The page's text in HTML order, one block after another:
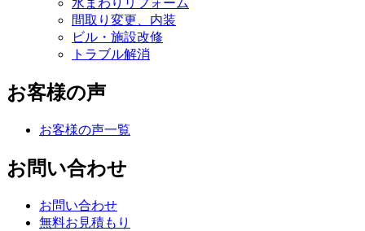
水まわりリフォーム
間取り変更、内装
ビル・施設改修
トラブル解消
お客様の声
お客様の声一覧
お問い合わせ
お問い合わせ
無料お見積もり